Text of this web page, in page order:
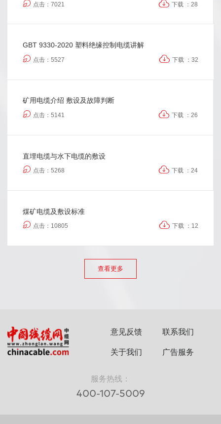
点击：7021 下载 ：28
GBT 9330-2020 塑料绝缘控制电缆讲解
点击：5527 下载 ：32
矿用电缆介绍 敷设及故障判断
点击：5141 下载 ：26
直埋电缆与水下电缆的敷设
点击：5268 下载 ：24
煤矿电缆及敷设标准
点击：10805 下载 ：12
查看更多
意见反馈 联系我们
关于我们 广告服务
服务热线：
400-107-5009